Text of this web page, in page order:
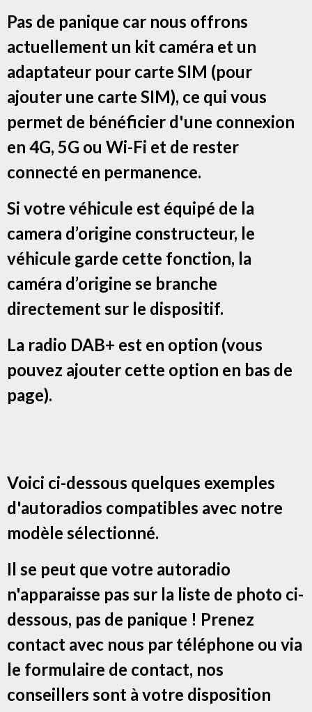
Pas de panique car nous offrons
actuellement un kit caméra et un
adaptateur pour carte SIM (pour
ajouter une carte SIM), ce qui vous
permet de bénéficier d'une connexion
en 4G, 5G ou Wi-Fi et de rester
connecté en permanence.
Si votre véhicule est équipé de la
camera d’origine constructeur, le
véhicule garde cette fonction, la
caméra d’origine se branche
directement sur le dispositif.
La radio DAB+ est en option (vous
pouvez ajouter cette option en bas de
page).
Voici ci-dessous quelques exemples
d'autoradios compatibles avec notre
modèle sélectionné.
Il se peut que votre autoradio
n'apparaisse pas sur la liste de photo ci-
dessous, pas de panique ! Prenez
contact avec nous par téléphone ou via
le formulaire de contact, nos
conseillers sont à votre disposition